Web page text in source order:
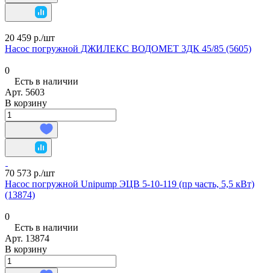
20 459 р./шт
Насос погружной ДЖИЛЕКС ВОДОМЕТ 3ДК 45/85 (5605)
0
Есть в наличии
Арт. 5603
В корзину
70 573 р./шт
Насос погружной Unipump ЭЦВ 5-10-119 (пр часть, 5,5 кВт)
(13874)
0
Есть в наличии
Арт. 13874
В корзину